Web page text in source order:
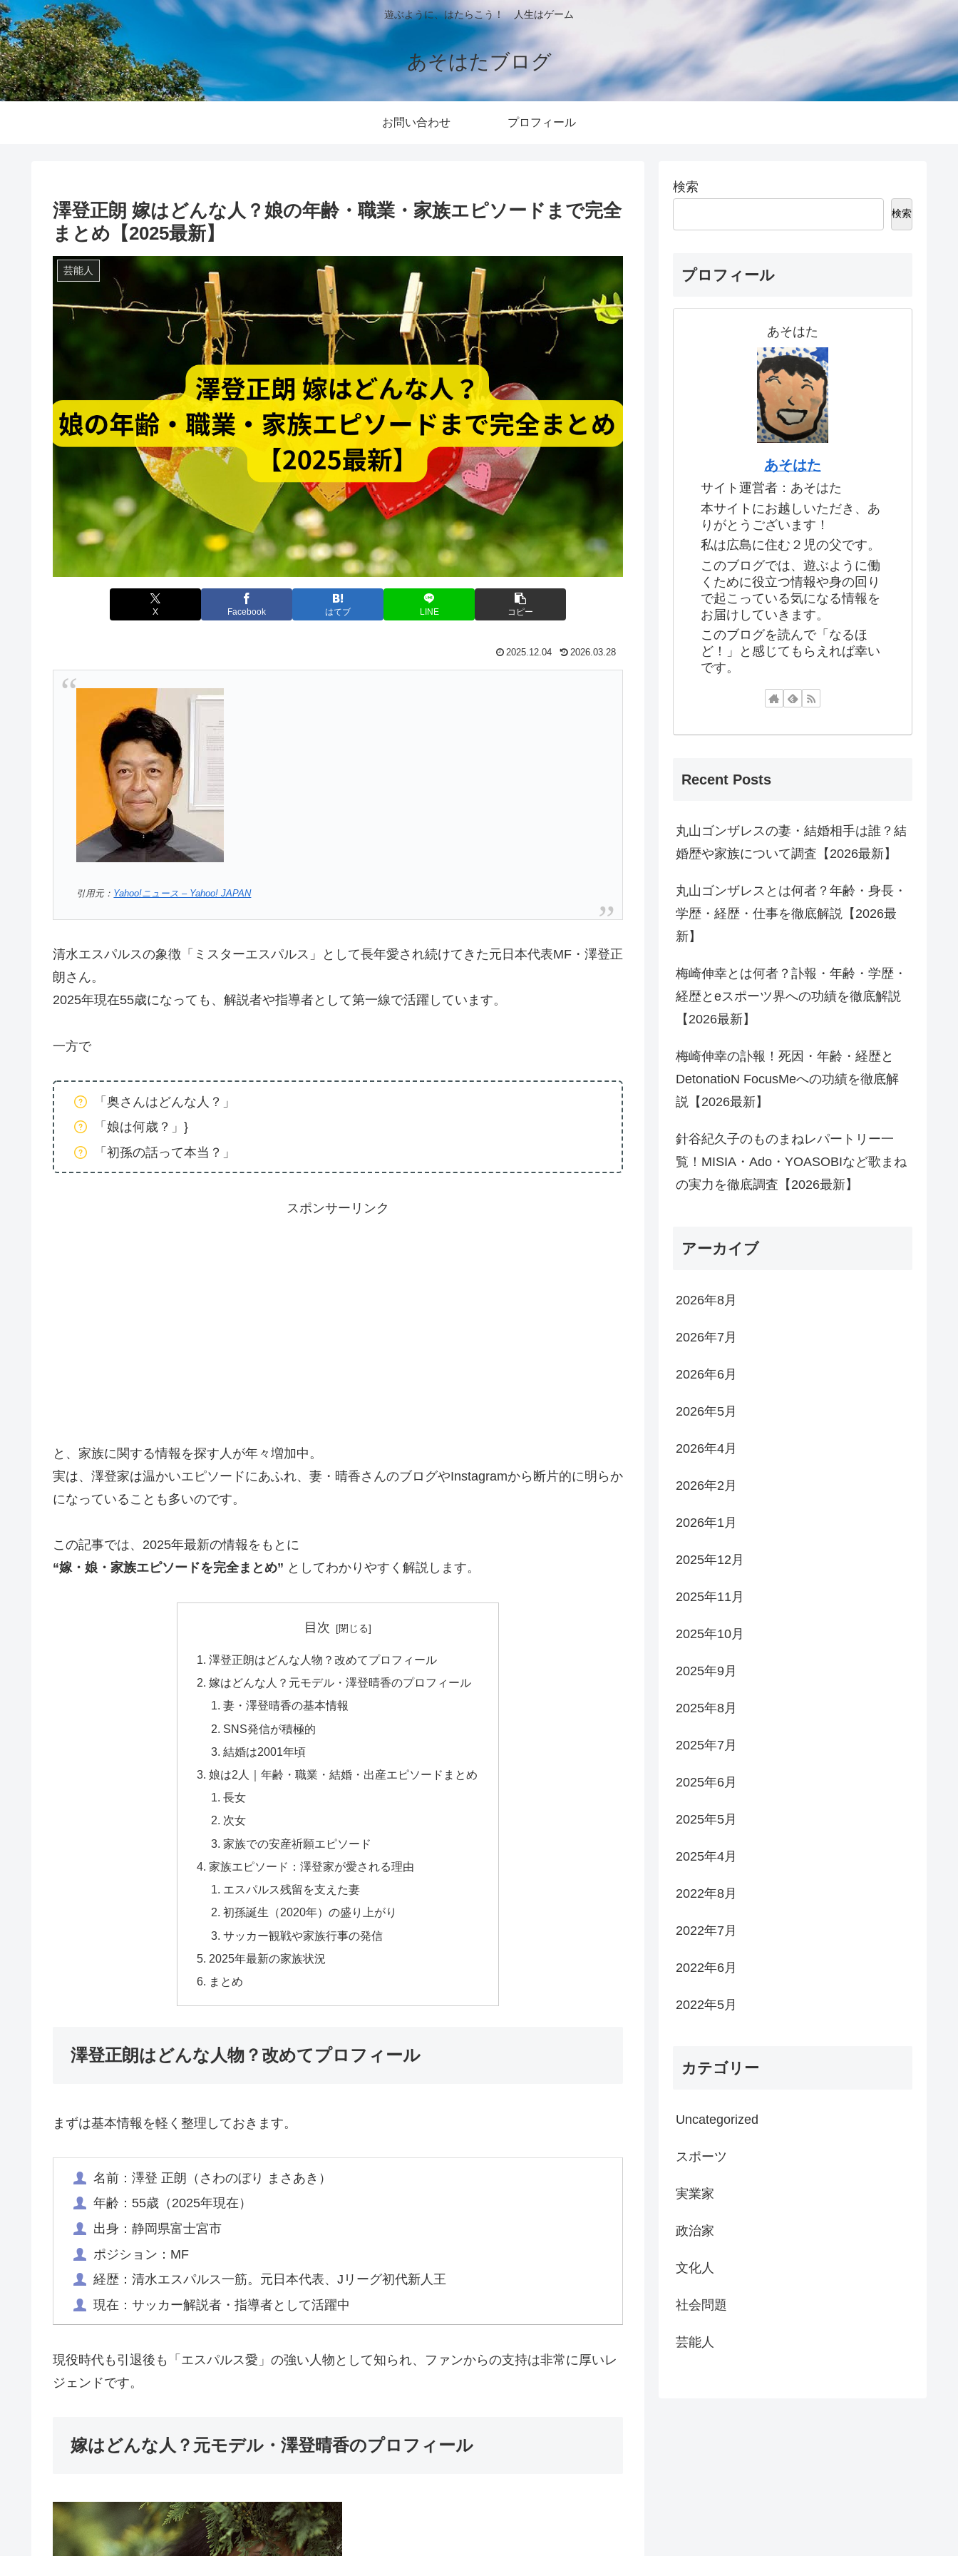
遊ぶように、はたらこう！ 人生はゲーム
あそはたブログ
お問い合わせ プロフィール
澤登正朗 嫁はどんな人？娘の年齢・職業・家族エピソードまで完全
まとめ【2025最新】
芸能人
X Facebook はてブ LINE コピー
2025.12.04 2026.03.28
引用元： Yahoo!ニュース – Yahoo! JAPAN
清水エスパルスの象徴「ミスターエスパルス」として長年愛され続けてきた元日本代表MF・澤登正
朗さん。
2025年現在55歳になっても、解説者や指導者として第一線で活躍しています。
一方で
「奥さんはどんな人？」
「娘は何歳？」}
「初孫の話って本当？」
スポンサーリンク
と、家族に関する情報を探す人が年々増加中。
実は、澤登家は温かいエピソードにあふれ、妻・晴香さんのブログやInstagramから断片的に明らか
になっていることも多いのです。
この記事では、2025年最新の情報をもとに
“嫁・娘・家族エピソードを完全まとめ” としてわかりやすく解説します。
目次
澤登正朗はどんな人物？改めてプロフィール
嫁はどんな人？元モデル・澤登晴香のプロフィール
妻・澤登晴香の基本情報
SNS発信が積極的
結婚は2001年頃
娘は2人｜年齢・職業・結婚・出産エピソードまとめ
長女
次女
家族での安産祈願エピソード
家族エピソード：澤登家が愛される理由
エスパルス残留を支えた妻
初孫誕生（2020年）の盛り上がり
サッカー観戦や家族行事の発信
2025年最新の家族状況
まとめ
澤登正朗はどんな人物？改めてプロフィール
まずは基本情報を軽く整理しておきます。
名前：澤登 正朗（さわのぼり まさあき）
年齢：55歳（2025年現在）
出身：静岡県富士宮市
ポジション：MF
経歴：清水エスパルス一筋。元日本代表、Jリーグ初代新人王
現在：サッカー解説者・指導者として活躍中
現役時代も引退後も「エスパルス愛」の強い人物として知られ、ファンからの支持は非常に厚いレ
ジェンドです。
嫁はどんな人？元モデル・澤登晴香のプロフィール
検索
検索
プロフィール
あそはた
あそはた
サイト運営者：あそはた
本サイトにお越しいただき、あ
りがとうございます！
私は広島に住む２児の父です。
このブログでは、遊ぶように働
くために役立つ情報や身の回り
で起こっている気になる情報を
お届けしていきます。
このブログを読んで「なるほ
ど！」と感じてもらえれば幸い
です。
Recent Posts
丸山ゴンザレスの妻・結婚相手は誰？結
婚歴や家族について調査【2026最新】
丸山ゴンザレスとは何者？年齢・身長・
学歴・経歴・仕事を徹底解説【2026最
新】
梅崎伸幸とは何者？訃報・年齢・学歴・
経歴とeスポーツ界への功績を徹底解説
【2026最新】
梅崎伸幸の訃報！死因・年齢・経歴と
DetonatioN FocusMeへの功績を徹底解
説【2026最新】
針谷紀久子のものまねレパートリー一
覧！MISIA・Ado・YOASOBIなど歌まね
の実力を徹底調査【2026最新】
アーカイブ
2026年8月
2026年7月
2026年6月
2026年5月
2026年4月
2026年2月
2026年1月
2025年12月
2025年11月
2025年10月
2025年9月
2025年8月
2025年7月
2025年6月
2025年5月
2025年4月
2022年8月
2022年7月
2022年6月
2022年5月
カテゴリー
Uncategorized
スポーツ
実業家
政治家
文化人
社会問題
芸能人